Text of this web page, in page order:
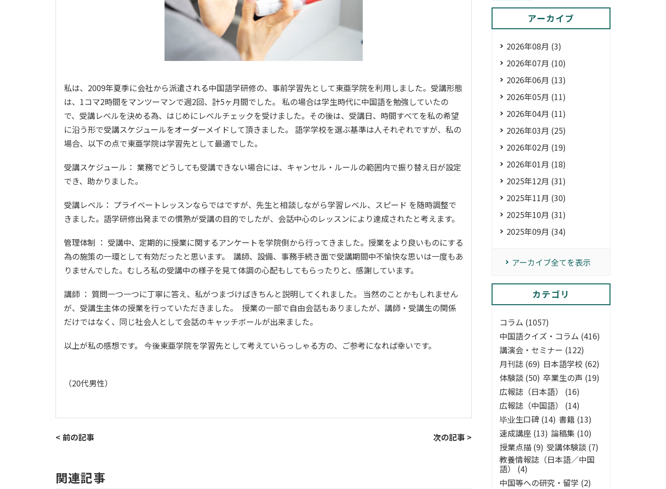
私は、2009年夏季に会社から派遣される中国語学研修の、事前学習先として東亜学院を利用しました。受講形態
は、1コマ2時間をマンツーマンで週2回、計5ヶ月間でした。 私の場合は学生時代に中国語を勉強していたの
で、受講レベルを決める為、はじめにレベルチェックを受けました。その後は、受講日、時間すべてを私の希望
に沿う形で受講スケジュールをオーダーメイドして頂きました。 語学学校を選ぶ基準は人それぞれですが、私の
場合、以下の点で東亜学院は学習先として最適でした。
受講スケジュール： 業務でどうしても受講できない場合には、キャンセル・ルールの範囲内で振り替え日が設定
でき、助かりました。
受講レベル： プライベートレッスンならではですが、先生と相談しながら学習レベル、スピード を随時調整で
きました。語学研修出発までの慣熟が受講の目的でしたが、会話中心のレッスンにより達成されたと考えます。
管理体制 ： 受講中、定期的に授業に関するアンケートを学院側から行ってきました。授業をより良いものにする
為の施策の一環として有効だったと思います。 講師、設備、事務手続き面で受講期間中不愉快な思いは一度もあ
りませんでした。むしろ私の受講中の様子を見て体調の心配もしてもらったりと、感謝しています。
講師 ： 質問一つ一つに丁寧に答え、私がつまづけばきちんと説明してくれました。 当然のことかもしれません
が、受講生主体の授業を行っていただきました。 授業の一部で自由会話もありましたが、講師・受講生の関係
だけではなく、同じ社会人として会話のキャッチボールが出来ました。
以上が私の感想です。 今後東亜学院を学習先として考えていらっしゃる方の、ご参考になれば幸いです。
（20代男性）
< 前の記事 次の記事 >
関連記事
アーカイブ
2026年08月 (3)
2026年07月 (10)
2026年06月 (13)
2026年05月 (11)
2026年04月 (11)
2026年03月 (25)
2026年02月 (19)
2026年01月 (18)
2025年12月 (31)
2025年11月 (30)
2025年10月 (31)
2025年09月 (34)
アーカイブ全てを表示
カテゴリ
コラム (1057)
中国語クイズ・コラム (416)
講演会・セミナー (122)
月刊誌 (69) 日本語学校 (62)
体験談 (50) 卒業生の声 (19)
広報誌（日本語） (16)
広報誌（中国語） (14)
毕业生口碑 (14) 書籍 (13)
速成講座 (13) 論稿集 (10)
授業点描 (9) 受講体験談 (7)
教養情報誌（日本語／中国
語） (4)
中国等への研究・留学 (2)